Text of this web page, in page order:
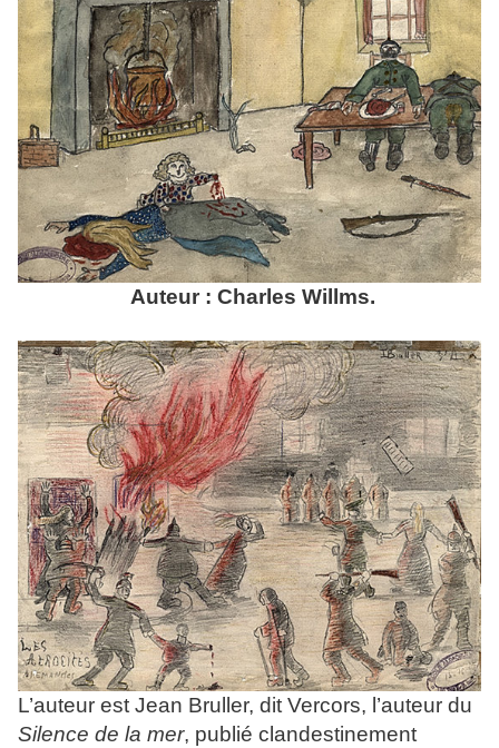
Auteur : Charles Willms.
L’auteur est Jean Bruller, dit Vercors, l’auteur du
Silence de la mer, publié clandestinement